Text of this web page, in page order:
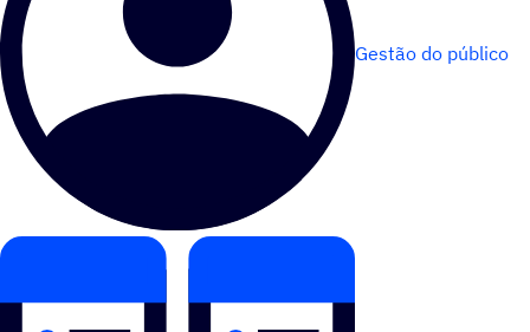
Gestão do público